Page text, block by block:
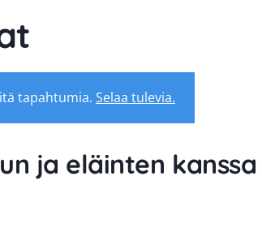
tapahtumia. Selaa tulevia.
ja eläinten kanssa